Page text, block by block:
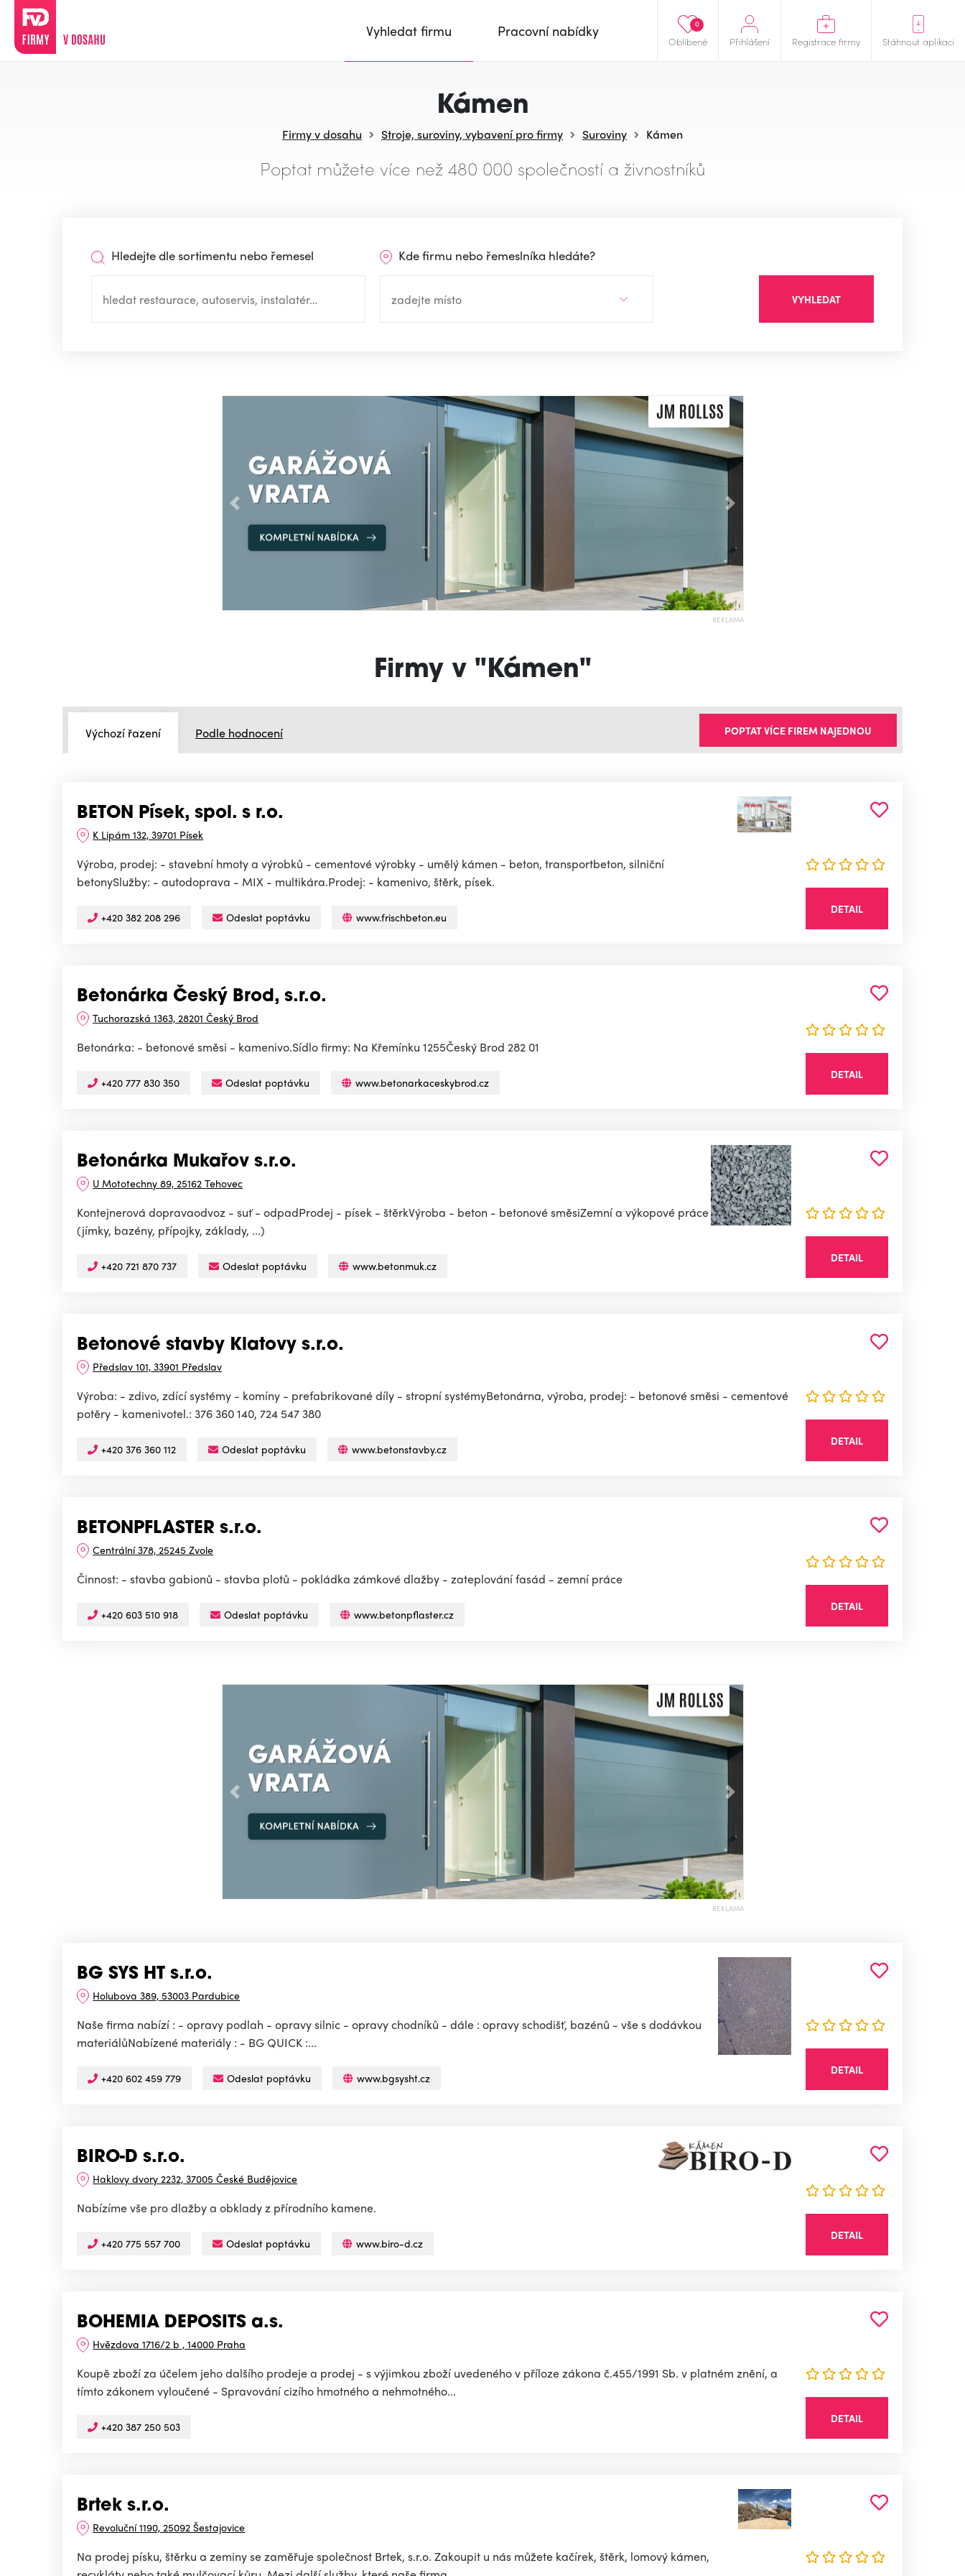
Oblíbené
0
Přihlášení Registrace firmy Stáhnout aplikaci
Vyhledat firmu Pracovní nabídky
Kámen
Firmy v dosahu Stroje, suroviny, vybavení pro firmy Suroviny Kámen
Poptat můžete více než 480 000 společností a živnostníků
Hledejte dle sortimentu nebo řemesel Kde firmu nebo řemeslníka hledáte?
VYHLEDAT
Předchozí Následující
REKLAMA
Firmy v "Kámen"
Výchozí řazení Podle hodnocení POPTAT VÍCE FIREM NAJEDNOU
BETON Písek, spol. s r.o.
K Lipám 132, 39701 Písek
Výroba, prodej: - stavební hmoty a výrobků - cementové výrobky - umělý kámen - beton, transportbeton, silniční
betonySlužby: - autodoprava - MIX - multikára.Prodej: - kamenivo, štěrk, písek.
+420 382 208 296 Odeslat poptávku www.frischbeton.eu
DETAIL
Betonárka Český Brod, s.r.o.
Tuchorazská 1363, 28201 Český Brod
Betonárka: - betonové směsi - kamenivo.Sídlo firmy: Na Křemínku 1255Český Brod 282 01
+420 777 830 350 Odeslat poptávku www.betonarkaceskybrod.cz
DETAIL
Betonárka Mukařov s.r.o.
U Mototechny 89, 25162 Tehovec
Kontejnerová dopravaodvoz - suť - odpadProdej - písek - štěrkVýroba - beton - betonové směsiZemní a výkopové práce
(jímky, bazény, přípojky, základy, ...)
+420 721 870 737 Odeslat poptávku www.betonmuk.cz
DETAIL
Betonové stavby Klatovy s.r.o.
Předslav 101, 33901 Předslav
Výroba: - zdivo, zdící systémy - komíny - prefabrikované díly - stropní systémyBetonárna, výroba, prodej: - betonové směsi - cementové
potěry - kamenivotel.: 376 360 140, 724 547 380
+420 376 360 112 Odeslat poptávku www.betonstavby.cz
DETAIL
BETONPFLASTER s.r.o.
Centrální 378, 25245 Zvole
Činnost: - stavba gabionů - stavba plotů - pokládka zámkové dlažby - zateplování fasád - zemní práce
+420 603 510 918 Odeslat poptávku www.betonpflaster.cz
DETAIL
Předchozí Následující
REKLAMA
BG SYS HT s.r.o.
Holubova 389, 53003 Pardubice
Naše firma nabízí : - opravy podlah - opravy silnic - opravy chodníků - dále : opravy schodišť, bazénů - vše s dodávkou
materiálůNabízené materiály : - BG QUICK :...
+420 602 459 779 Odeslat poptávku www.bgsysht.cz
DETAIL
BIRO-D s.r.o.
Haklovy dvory 2232, 37005 České Budějovice
Nabízíme vše pro dlažby a obklady z přírodního kamene.
+420 775 557 700 Odeslat poptávku www.biro-d.cz
DETAIL
BOHEMIA DEPOSITS a.s.
Hvězdova 1716/2 b , 14000 Praha
Koupě zboží za účelem jeho dalšího prodeje a prodej - s výjimkou zboží uvedeného v příloze zákona č.455/1991 Sb. v platném znění, a
tímto zákonem vyloučené - Spravování cizího hmotného a nehmotného...
+420 387 250 503
DETAIL
Brtek s.r.o.
Revoluční 1190, 25092 Šestajovice
Na prodej písku, štěrku a zeminy se zaměřuje společnost Brtek, s.r.o. Zakoupit u nás můžete kačírek, štěrk, lomový kámen,